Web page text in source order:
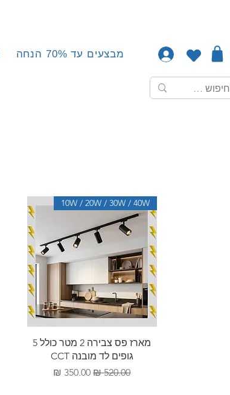
מבצעים עד 70% הנחה
תצוגה מהירה
10W / 20W / 30W / 40W
מארז פס צבירה 2 מטר כולל 5
גופים לד מובנה CCT
מחיר רגיל‏520.00 ‏₪ מחיר מבצע